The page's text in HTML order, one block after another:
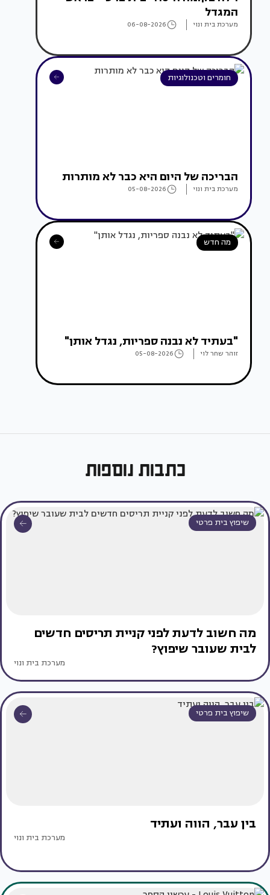
המגדל
מערכת בית ונוי 06-08-2026
חומרים וטכנולוגיות
הבריכה של היום היא כבר לא מותרות
מערכת בית ונוי 05-08-2026
מה חדש
"בעתיד לא נבנה ספריות, נגדל אותן"
זוהר שחר לוי 05-08-2026
כתבות נוספות
שיפוץ בית פרטי
מה חשוב לדעת לפני קניית תריסים חדשים
לבית שעובר שיפוץ?
מערכת בית ונוי
שיפוץ בית פרטי
בין עבר, הווה ועתיד
מערכת בית ונוי